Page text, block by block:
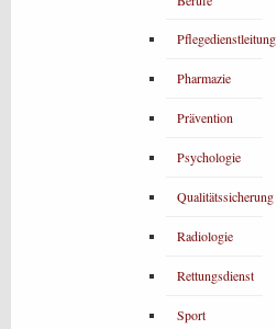
Pflegedienstleitung
Pharmazie
Prävention
Psychologie
Qualitätssicherung
Radiologie
Rettungsdienst
Sport